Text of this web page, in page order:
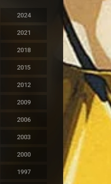
2024
2021
2018
2015
2012
2009
2006
2003
2000
1997